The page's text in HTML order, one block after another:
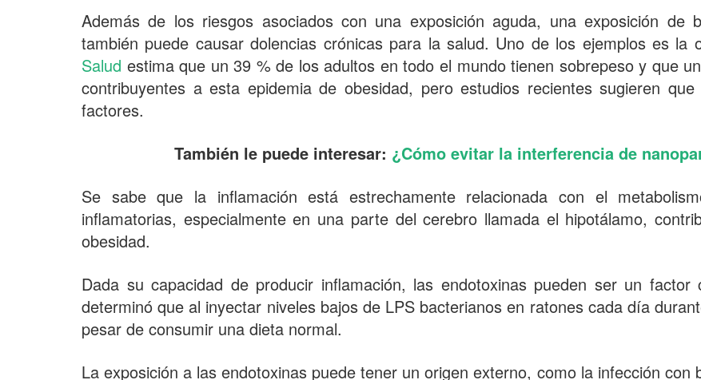
Además de los riesgos asociados con una exposición aguda, una exposición de
también puede causar dolencias crónicas para la salud. Uno de los ejemplos es la
Salud estima que un 39 % de los adultos en todo el mundo tienen sobrepeso y que
contribuyentes a esta epidemia de obesidad, pero estudios recientes sugieren
factores.
También le puede interesar: ¿Cómo evitar la interferencia de
Se sabe que la inflamación está estrechamente relacionada con el
inflamatorias, especialmente en una parte del cerebro llamada el hipotálamo,
obesidad.
Dada su capacidad de producir inflamación, las endotoxinas pueden ser un
determinó que al inyectar niveles bajos de LPS bacterianos en ratones cada día
pesar de consumir una dieta normal.
La exposición a las endotoxinas puede tener un origen externo, como la infección